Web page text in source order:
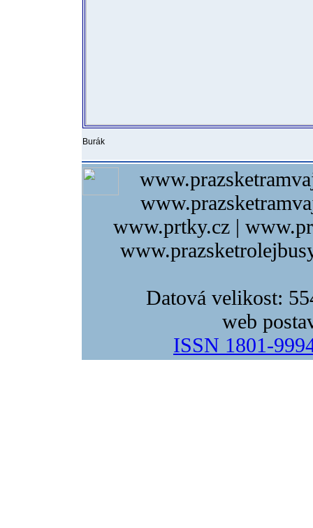
Burák
www.prtky.cz |
Datová velikost:
web
ISSN 1801-